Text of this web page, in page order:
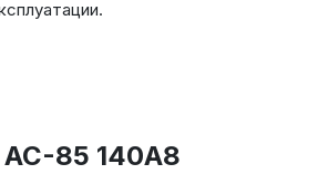
85 140A8